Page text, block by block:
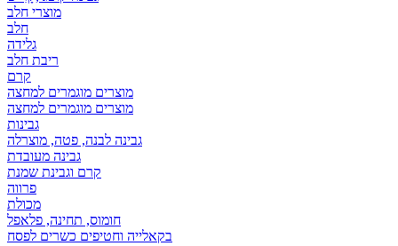
מוצרי חלב
חלב
גלידה
ריבת חלב
קרם
מוצרים מוגמרים למחצה
מוצרים מוגמרים למחצה
גבינות
גבינה לבנה, פטה, מוצרלה
גבינה מעובדת
קרם וגבינת שמנת
פרווה
מכולת
חומוס, תחינה, פלאפל
בקאלייה וחטיפים כשרים לפסח